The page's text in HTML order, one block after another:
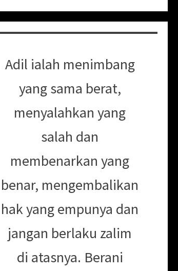
Adil ialah menimbang
yang sama berat,
menyalahkan yang
salah dan
membenarkan yang
benar, mengembalikan
hak yang empunya dan
jangan berlaku zalim
di atasnya. Berani